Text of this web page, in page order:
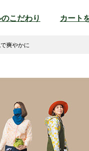
こだわり カート
爽やかに